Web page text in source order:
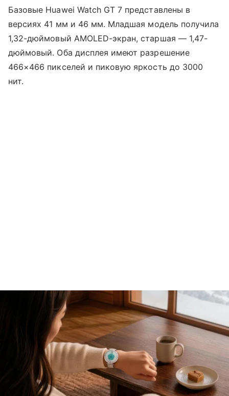
Базовые Huawei Watch GT 7 представлены в
версиях 41 мм и 46 мм. Младшая модель получила
1,32-дюймовый AMOLED-экран, старшая — 1,47-
дюймовый. Оба дисплея имеют разрешение
466×466 пикселей и пиковую яркость до 3000
нит.